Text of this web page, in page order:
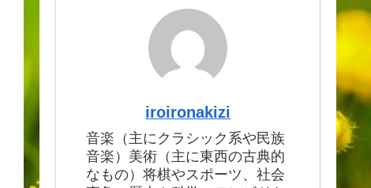
iroironakizi
音楽（主にクラシック系や民族
音楽）美術（主に東西の古典的
なもの）将棋やスポーツ、社会